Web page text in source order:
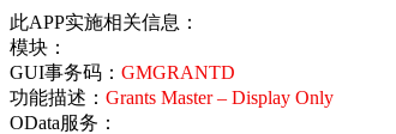
此APP实施相关信息：
模块：
GUI事务码： GMGRANTD
功能描述： Grants Master – Display Only
OData服务：